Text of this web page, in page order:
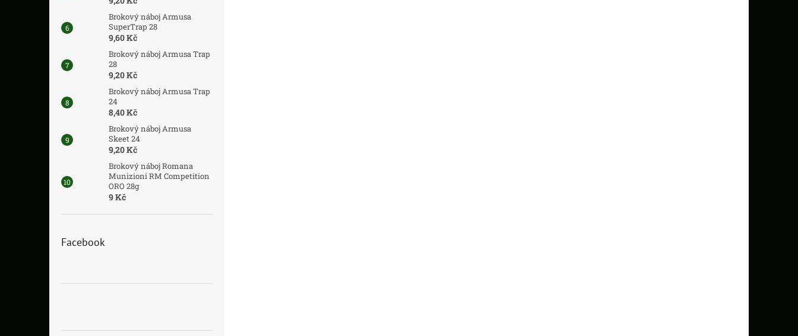
Brokový náboj Armusa
SuperTrap 28
9,60 Kč
Brokový náboj Armusa Trap
28
9,20 Kč
Brokový náboj Armusa Trap
24
8,40 Kč
Brokový náboj Armusa
Skeet 24
9,20 Kč
Brokový náboj Romana
Munizioni RM Competition
ORO 28g
9 Kč
Facebook